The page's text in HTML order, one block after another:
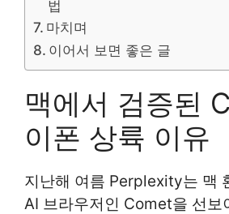
법
마치며
이어서 보면 좋은 글
맥에서 검증된
이폰 상륙 이유
지난해 여름 Perplexity는 맥
AI 브라우저인 Comet을 선보